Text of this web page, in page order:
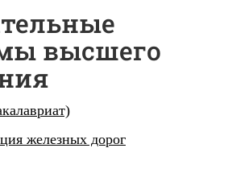
высшего
железных дорог